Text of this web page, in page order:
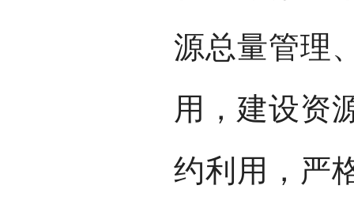
源总量管理
用，建设资
约利用，严